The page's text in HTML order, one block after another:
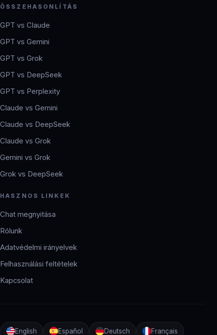
ÖSSZEHASONLÍTÁS
GPT vs Claude
GPT vs Gemini
GPT vs Grok
GPT vs DeepSeek
GPT vs Perplexity
Claude vs Gemini
Claude vs DeepSeek
Claude vs Grok
Gemini vs Grok
Grok vs DeepSeek
HASZNOS LINKEK
Chat megnyitása
Rólunk
Adatvédelmi irányelvek
Felhasználási feltételek
Kapcsolat
English Español Deutsch Français